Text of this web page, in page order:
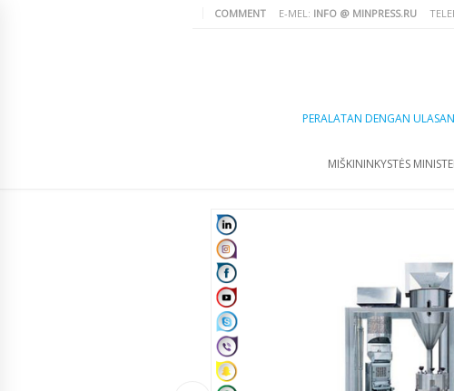
COMMENT E-MEL: INFO @ MINPRESS.RU
PERALATAN DENGAN ULASAN
MIŠKININKYSTĖS